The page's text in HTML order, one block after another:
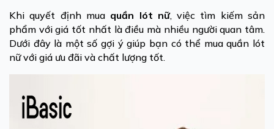
Khi quyết định mua quần lót nữ, việc tìm kiếm sản
phẩm với giá tốt nhất là điều mà nhiều người quan tâm.
Dưới đây là một số gợi ý giúp bạn có thể mua quần lót
nữ với giá ưu đãi và chất lượng tốt.